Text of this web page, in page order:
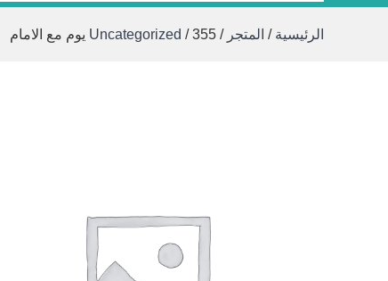
الرئيسية / المتجر /
Uncategorized / 355 يوم مع الامام